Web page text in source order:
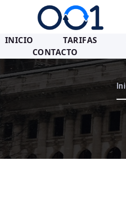
INICIO TARIFAS
CONTACTO